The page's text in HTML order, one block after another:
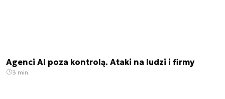
Agenci AI poza kontrolą. Ataki na ludzi i firmy
3 min.